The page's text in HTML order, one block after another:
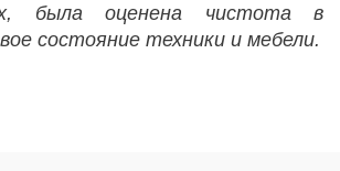
была оценена чистота в
состояние техники и мебели.